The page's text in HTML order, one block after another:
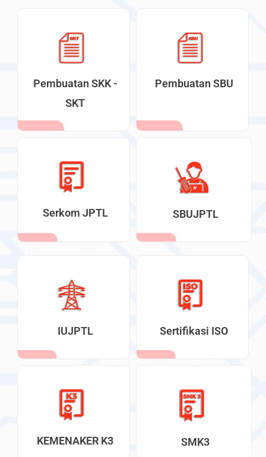
Pembuatan SKK -
SKT
Pembuatan SBU
Serkom JPTL SBUJPTL
IUJPTL Sertifikasi ISO
KEMENAKER K3 SMK3